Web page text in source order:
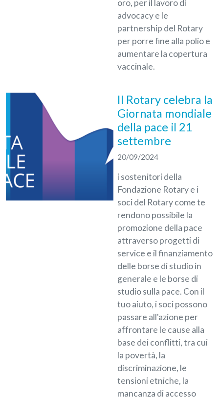
oro, per il lavoro di
advocacy e le
partnership del Rotary
per porre fine alla polio e
aumentare la copertura
vaccinale.
Il Rotary celebra la
Giornata mondiale
della pace il 21
settembre
20/09/2024
i sostenitori della
Fondazione Rotary e i
soci del Rotary come te
rendono possibile la
promozione della pace
attraverso progetti di
service e il finanziamento
delle borse di studio in
generale e le borse di
studio sulla pace. Con il
tuo aiuto, i soci possono
passare all'azione per
affrontare le cause alla
base dei conflitti, tra cui
la povertà, la
discriminazione, le
tensioni etniche, la
mancanza di accesso